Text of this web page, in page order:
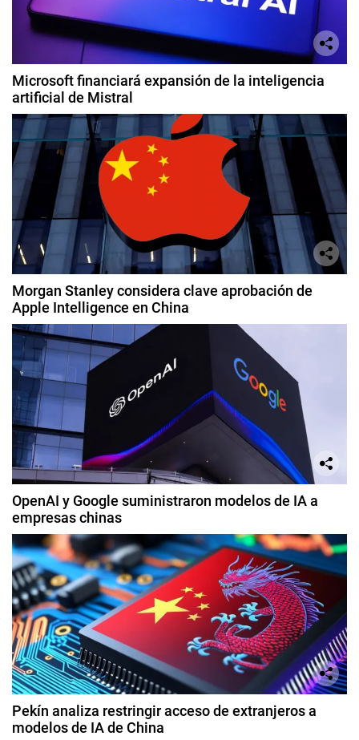
Microsoft financiará expansión de la inteligencia
artificial de Mistral
Morgan Stanley considera clave aprobación de
Apple Intelligence en China
OpenAI y Google suministraron modelos de IA a
empresas chinas
Pekín analiza restringir acceso de extranjeros a
modelos de IA de China